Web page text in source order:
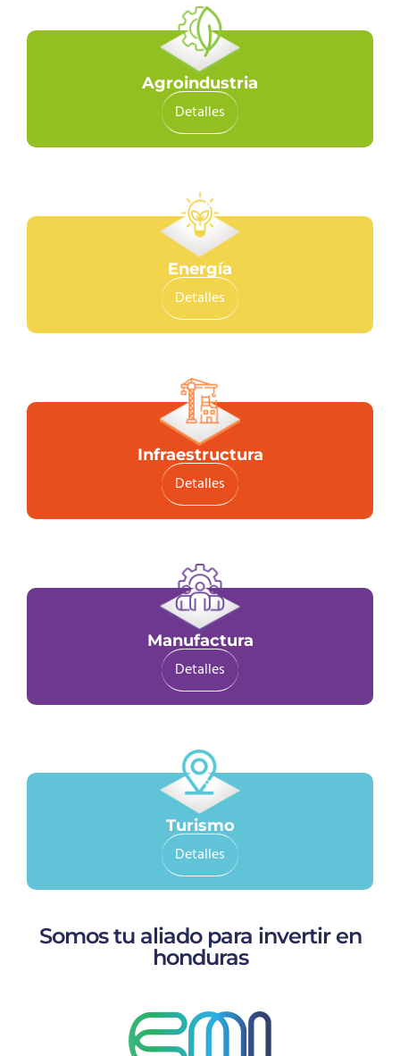
Agroindustria
Detalles
Energía
Detalles
Infraestructura
Detalles
Manufactura
Detalles
Turismo
Detalles
Somos tu aliado para invertir en
honduras